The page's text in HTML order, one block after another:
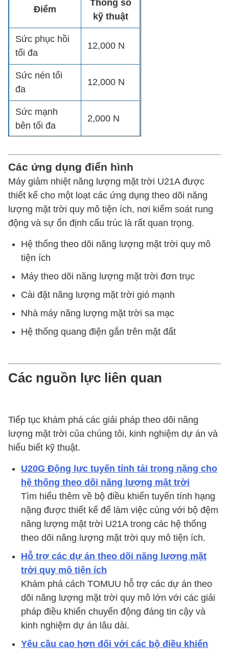
Điểm
Thông số
kỹ thuật
Sức phục hồi
tối đa
12,000 N
Sức nén tối
đa
12,000 N
Sức mạnh
bên tối đa
2,000 N
áp
42 mm/s
Xếp hạng bảo
vệ
IP66
Chống phun
800 giờ
Nhiệt độ hoạt
động
+65°C
Loại lắp đặt
Đầu mắt
(có thể tùy
chỉnh)
Tổng chiều
Có thể tùy
Các ứng dụng điển hình
Máy giảm nhiệt năng lượng mặt trời U21A được
thiết kế cho một loạt các ứng dụng theo dõi năng
lượng mặt trời quy mô tiện ích, nơi kiểm soát rung
động và sự ổn định cấu trúc là rất quan trọng.
Hệ thống theo dõi năng lượng mặt trời quy mô
tiện ích
Máy theo dõi năng lượng mặt trời đơn trục
Cài đặt năng lượng mặt trời gió mạnh
Nhà máy năng lượng mặt trời sa mạc
Hệ thống quang điện gắn trên mặt đất
Các nguồn lực liên quan
Tiếp tục khám phá các giải pháp theo dõi năng
lượng mặt trời của chúng tôi, kinh nghiệm dự án và
hiểu biết kỹ thuật.
U20G Động lực tuyến tính tải trọng nặng cho
hệ thống theo dõi năng lượng mặt trời
Tìm hiểu thêm về bộ điều khiển tuyến tính hạng
nặng được thiết kế để làm việc cùng với bộ đệm
năng lượng mặt trời U21A trong các hệ thống
theo dõi năng lượng mặt trời quy mô tiện ích.
Hỗ trợ các dự án theo dõi năng lượng mặt
trời quy mô tiện ích
Khám phá cách TOMUU hỗ trợ các dự án theo
dõi năng lượng mặt trời quy mô lớn với các giải
pháp điều khiển chuyển động đáng tin cậy và
kinh nghiệm dự án lâu dài.
Yêu cầu cao hơn đối với các bộ điều khiển